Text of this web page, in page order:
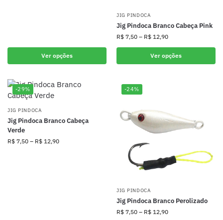
Ver opções
JIG PINDOCA
Jig Pindoca Branco Cabeça Pink
R$ 7,50 – R$ 12,90
Ver opções
-29%
JIG PINDOCA
Jig Pindoca Branco Cabeça
Verde
R$ 7,50 – R$ 12,90
-24%
JIG PINDOCA
Jig Pindoca Branco Perolizado
R$ 7,50 – R$ 12,90